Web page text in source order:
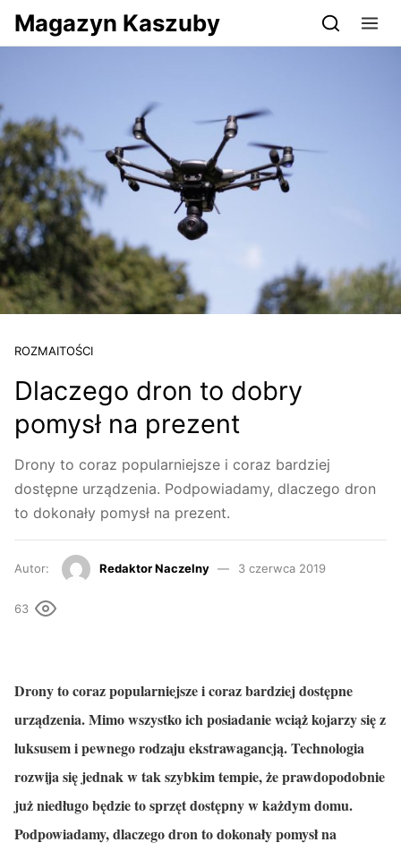
Przejdź do serwisu magazynkaszuby.pl
Magazyn Kaszuby
ROZMAITOŚCI
Dlaczego dron to dobry
pomysł na prezent
Drony to coraz popularniejsze i coraz bardziej
dostępne urządzenia. Podpowiadamy, dlaczego dron
to dokonały pomysł na prezent.
Autor: Redaktor Naczelny 3 czerwca 2019
63
Drony to coraz popularniejsze i coraz bardziej dostępne
urządzenia. Mimo wszystko ich posiadanie wciąż kojarzy się z
luksusem i pewnego rodzaju ekstrawagancją. Technologia
rozwija się jednak w tak szybkim tempie, że prawdopodobnie
już niedługo będzie to sprzęt dostępny w każdym domu.
Podpowiadamy, dlaczego dron to dokonały pomysł na